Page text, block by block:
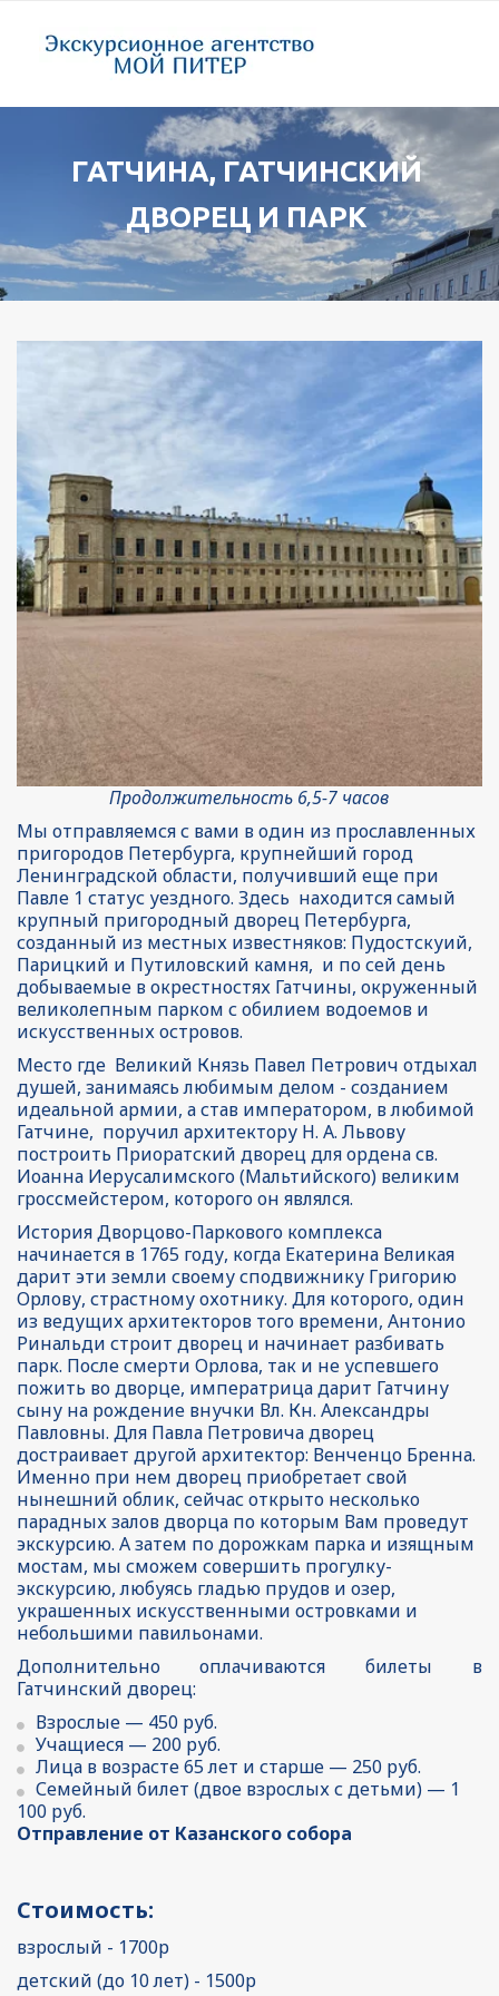
ГАТЧИНА, ГАТЧИНСКИЙ
ДВОРЕЦ И ПАРК
Продолжительность 6,5-7 часов
Мы отправляемся с вами в один из прославленных
пригородов Петербурга, крупнейший город
Ленинградской области, получивший еще при
Павле 1 статус уездного. Здесь  находится самый
крупный пригородный дворец Петербурга,
созданный из местных известняков: Пудостскуий,
Парицкий и Путиловский камня,  и по сей день
добываемые в окрестностях Гатчины, окруженный
великолепным парком с обилием водоемов и
искусственных островов.
Место где  Великий Князь Павел Петрович отдыхал
душей, занимаясь любимым делом - созданием
идеальной армии, а став императором, в любимой
Гатчине,  поручил архитектору Н. А. Львову
построить Приоратский дворец для ордена св.
Иоанна Иерусалимского (Мальтийского) великим
гроссмейстером, которого он являлся.
История Дворцово-Паркового комплекса
начинается в 1765 году, когда Екатерина Великая
дарит эти земли своему сподвижнику Григорию
Орлову, страстному охотнику. Для которого, один
из ведущих архитекторов того времени, Антонио
Ринальди строит дворец и начинает разбивать
парк. После смерти Орлова, так и не успевшего
пожить во дворце, императрица дарит Гатчину
сыну на рождение внучки Вл. Кн. Александры
Павловны. Для Павла Петровича дворец
достраивает другой архитектор: Венченцо Бренна.
Именно при нем дворец приобретает свой
нынешний облик, сейчас открыто несколько
парадных залов дворца по которым Вам проведут
экскурсию. А затем по дорожкам парка и изящным
мостам, мы сможем совершить прогулку-
экскурсию, любуясь гладью прудов и озер,
украшенных искусственными островками и
небольшими павильонами.
Дополнительно оплачиваются билеты в
Гатчинский дворец:
Взрослые — 450 руб.
Учащиеся — 200 руб.
Лица в возрасте 65 лет и старше — 250 руб.
Семейный билет (двое взрослых с детьми) — 1
100 руб.
Отправление от Казанского собора
Стоимость:
взрослый - 1700р
детский (до 10 лет) - 1500р